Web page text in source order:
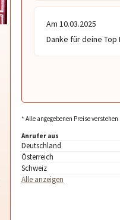
Am 10.03.2025
Danke für deine
* Alle angegebenen Preise
Anrufer aus
Deutschland
Österreich
Schweiz
Alle anzeigen